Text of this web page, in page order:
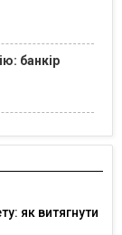
банкір
як витягнути